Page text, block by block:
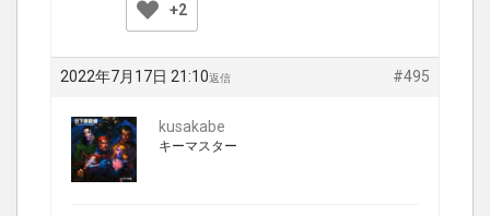
+2
2022年7月17日 21:10 #495
返信
kusakabe
キーマスター